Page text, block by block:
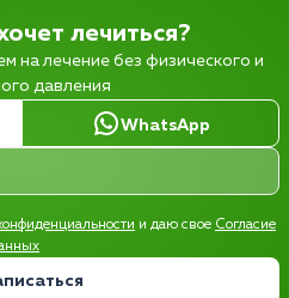
лечиться?
на лечение без физического и
давления
WhatsApp
и даю свое Согласие